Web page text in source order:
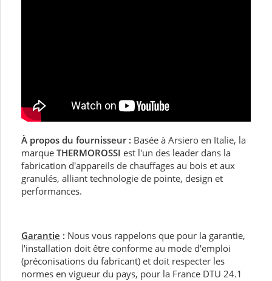
À propos du fournisseur : Basée à Arsiero en Italie, la
marque THERMOROSSI est l'un des leader dans la
fabrication d'appareils de chauffages au bois et aux
granulés, alliant technologie de pointe, design et
performances.
Garantie : Nous vous rappelons que pour la garantie,
l'installation doit être conforme au mode d'emploi
(préconisations du fabricant) et doit respecter les
normes en vigueur du pays, pour la France DTU 24.1